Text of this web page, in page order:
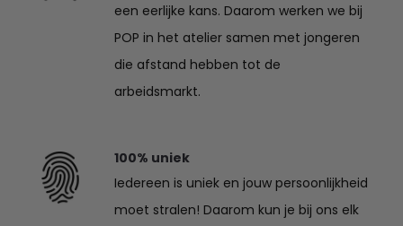
een eerlijke kans. Daarom werken we bij
POP in het atelier samen met jongeren
die afstand hebben tot de
arbeidsmarkt.
100% uniek
Iedereen is uniek en jouw persoonlijkheid
moet stralen! Daarom kun je bij ons elk